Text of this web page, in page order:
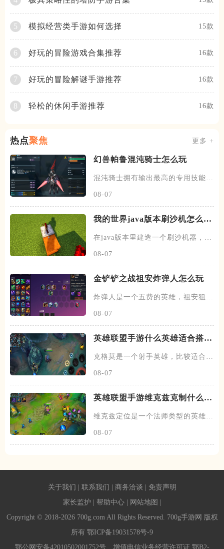
5 模拟经营类手游如何选择 15款
6 好玩的冒险游戏合集推荐 16款
7 好玩的冒险解谜手游推荐 16款
8 轻松的休闲手游推荐 16款
热点聚焦 更多 +
幻兽帕鲁混沌骑士怎么玩
混沌骑士拥有输出最高的专用技能双
08-07
我的世界java版本刷沙机怎么建
在java版本里建造一个刷沙机器，首
08-07
金铲铲之战祖安炸弹人怎么玩
炸弹人是一个五费的英雄，祖安狙神
08-07
英雄联盟手游什么英雄适合搭配
克格莫是一个射手英雄，比较适合走
08-07
英雄联盟手游维克兹克制什么英
维克兹定位是一个法师类型的英雄，
08-07
关于我们 联系我们 商务洽谈
免责声明
家长监护
帮助中心 网站地图
Copyright © 2018-2026 700g.com All Rights Reserved. 700g手游网 版权
所有 鄂ICP备19031578号-9
鄂公网安备42010502001752号增值电信业务经营许可证 鄂B2-